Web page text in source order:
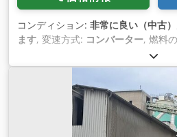
コンディション: 非常に良い（中古）
ます, 変速方式: コンバーター, 燃料
, 初回登録:
装備:エアコン,